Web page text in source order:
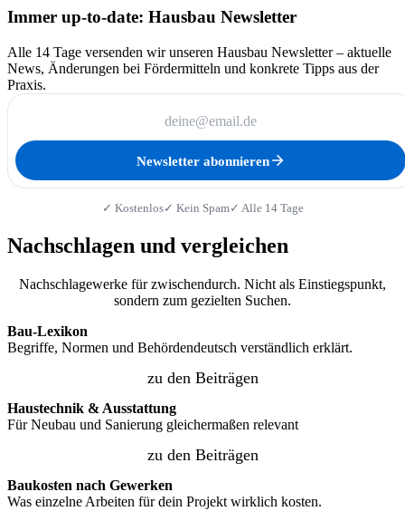
Immer up-to-date: Hausbau Newsletter
Alle 14 Tage versenden wir unseren Hausbau Newsletter – aktuelle
News, Änderungen bei Fördermitteln und konkrete Tipps aus der
Praxis.
Newsletter abonnieren
✓ Kostenlos✓ Kein Spam✓ Alle 14 Tage
Nachschlagen und vergleichen
Nachschlagewerke für zwischendurch. Nicht als Einstiegspunkt,
sondern zum gezielten Suchen.
Bau-Lexikon
Begriffe, Normen und Behördendeutsch verständlich erklärt.
zu den Beiträgen
Haustechnik & Ausstattung
Für Neubau und Sanierung gleichermaßen relevant
zu den Beiträgen
Baukosten nach Gewerken
Was einzelne Arbeiten für dein Projekt wirklich kosten.